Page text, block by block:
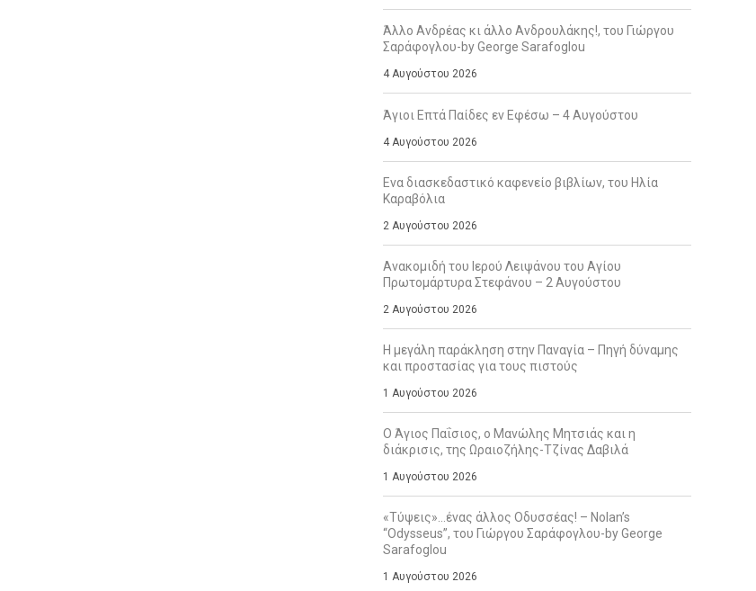
Άλλο Ανδρέας κι άλλο Ανδρουλάκης!, του Γιώργου
Σαράφογλου-by George Sarafoglou
4 Αυγούστου 2026
Άγιοι Επτά Παίδες εν Εφέσω – 4 Αυγούστου
4 Αυγούστου 2026
Ενα διασκεδαστικό καφενείο βιβλίων, του Ηλία
Καραβόλια
2 Αυγούστου 2026
Ανακομιδή του Ιερού Λειψάνου του Αγίου
Πρωτομάρτυρα Στεφάνου – 2 Αυγούστου
2 Αυγούστου 2026
Η μεγάλη παράκληση στην Παναγία – Πηγή δύναμης
και προστασίας για τους πιστούς
1 Αυγούστου 2026
Ο Άγιος Παΐσιος, ο Μανώλης Μητσιάς και η
διάκρισις, της Ωραιοζήλης-Τζίνας Δαβιλά
1 Αυγούστου 2026
«Τύψεις»…ένας άλλος Οδυσσέας! – Nolan’s
“Odysseus”, του Γιώργου Σαράφογλου-by George
Sarafoglou
1 Αυγούστου 2026